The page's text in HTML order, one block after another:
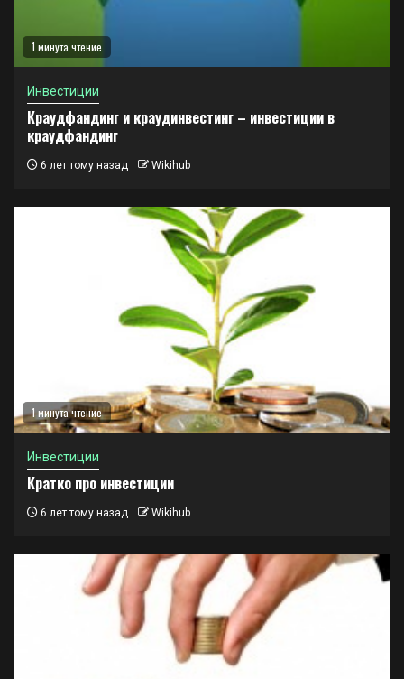
1 минута чтение
Инвестиции
Краудфандинг и краудинвестинг – инвестиции в
краудфандинг
6 лет тому назад Wikihub
1 минута чтение
Инвестиции
Кратко про инвестиции
6 лет тому назад Wikihub